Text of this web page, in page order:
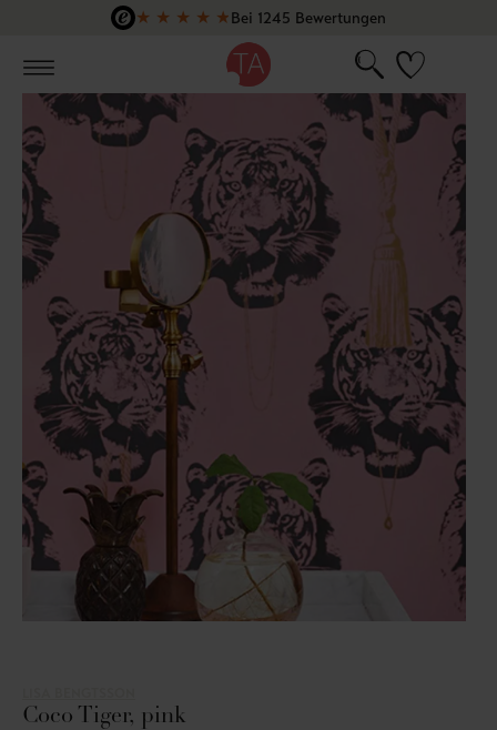
Zum Hauptinhalt springen
★ ★ ★ ★ ★Bei 1245 Bewertungen
Coco Tiger, pink